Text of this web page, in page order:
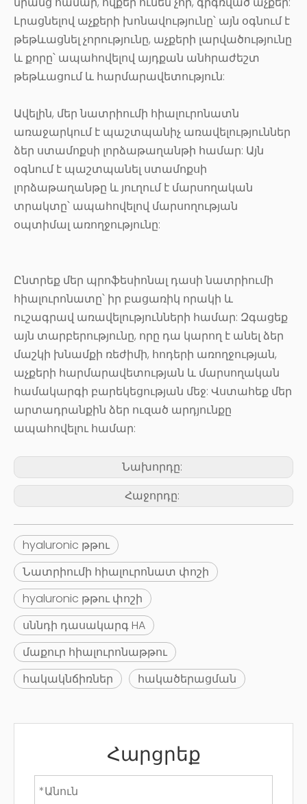
Լրացնելով աչքերի խոնավությունը՝ այն օգնում է
թեթևացնել չորությունը, աչքերի լարվածությունը
և քորը՝ ապահովելով այդքան անհրաժեշտ
թեթևացում և հարմարավետություն:
Ավելին, մեր նատրիումի հիալուրոնատն
առաջարկում է պաշտպանիչ առավելություններ
ձեր ստամոքսի լորձաթաղանթի համար: Այն
օգնում է պաշտպանել ստամոքսի
լորձաթաղանթը և յուղում է մարսողական
տրակտը՝ ապահովելով մարսողության
օպտիմալ առողջությունը:
Ընտրեք մեր պրոֆեսիոնալ դասի նատրիումի
հիալուրոնատը՝ իր բացառիկ որակի և
ուշագրավ առավելությունների համար: Զգացեք
այն տարբերությունը, որը դա կարող է անել ձեր
մաշկի խնամքի ռեժիմի, հոդերի առողջության,
աչքերի հարմարավետության և մարսողական
համակարգի բարեկեցության մեջ: Վստահեք մեր
արտադրանքին ձեր ուզած արդյունքը
ապահովելու համար:
Նախորդը:
Հաջորդը:
hyaluronic թթու
Նատրիումի հիալուրոնատ փոշի
hyaluronic թթու փոշի
սննդի դասակարգ HA
մաքուր հիալուրոնաթթու
հակակնճիռներ
հակածերացման
Հարցրեք